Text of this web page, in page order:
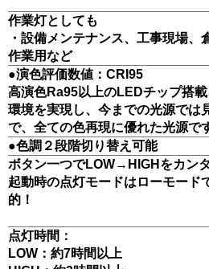
作業灯としても
・設備メンテナンス、工事現場、
作業用など
●演色評価数値：CRI95
高演色Ra95以上のLEDチップ搭
環境を実現し、今までの光源では
で、全ての色再現に優れた光源で
●色調２段階切り替え可能
ボタン一つでLOW→HIGHをカン
起動時の点灯モードはローモード
的！
点灯時間：
LOW：約7時間以上